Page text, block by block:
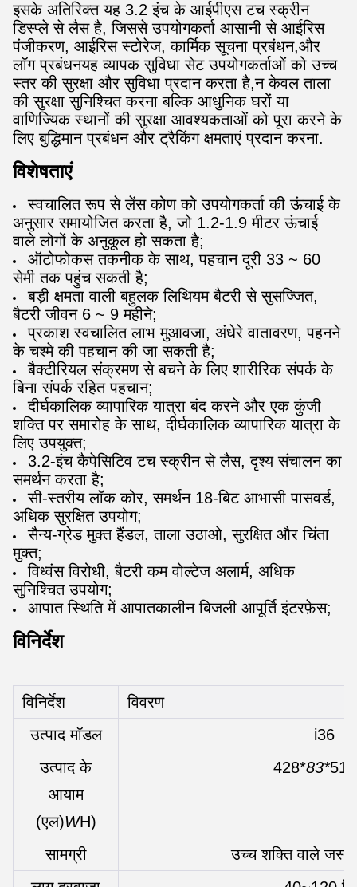
इसके अतिरिक्त यह 3.2 इंच के आईपीएस टच स्क्रीन
डिस्प्ले से लैस है, जिससे उपयोगकर्ता आसानी से आईरिस
पंजीकरण, आईरिस स्टोरेज, कार्मिक सूचना प्रबंधन,और
लॉग प्रबंधनयह व्यापक सुविधा सेट उपयोगकर्ताओं को उच्च
स्तर की सुरक्षा और सुविधा प्रदान करता है,न केवल ताला
की सुरक्षा सुनिश्चित करना बल्कि आधुनिक घरों या
वाणिज्यिक स्थानों की सुरक्षा आवश्यकताओं को पूरा करने के
लिए बुद्धिमान प्रबंधन और ट्रैकिंग क्षमताएं प्रदान करना.
विशेषताएं
स्वचालित रूप से लेंस कोण को उपयोगकर्ता की ऊंचाई के
अनुसार समायोजित करता है, जो 1.2-1.9 मीटर ऊंचाई
वाले लोगों के अनुकूल हो सकता है;
ऑटोफोकस तकनीक के साथ, पहचान दूरी 33 ~ 60
सेमी तक पहुंच सकती है;
बड़ी क्षमता वाली बहुलक लिथियम बैटरी से सुसज्जित,
बैटरी जीवन 6 ~ 9 महीने;
प्रकाश स्वचालित लाभ मुआवजा, अंधेरे वातावरण, पहनने
के चश्मे की पहचान की जा सकती है;
बैक्टीरियल संक्रमण से बचने के लिए शारीरिक संपर्क के
बिना संपर्क रहित पहचान;
दीर्घकालिक व्यापारिक यात्रा बंद करने और एक कुंजी
शक्ति पर समारोह के साथ, दीर्घकालिक व्यापारिक यात्रा के
लिए उपयुक्त;
3.2-इंच कैपेसिटिव टच स्क्रीन से लैस, दृश्य संचालन का
समर्थन करता है;
सी-स्तरीय लॉक कोर, समर्थन 18-बिट आभासी पासवर्ड,
अधिक सुरक्षित उपयोग;
सैन्य-ग्रेड मुक्त हैंडल, ताला उठाओ, सुरक्षित और चिंता
मुक्त;
विध्वंस विरोधी, बैटरी कम वोल्टेज अलार्म, अधिक
सुनिश्चित उपयोग;
आपात स्थिति में आपातकालीन बिजली आपूर्ति इंटरफ़ेस;
विनिर्देश
विनिर्देश
विवरण
उत्पाद मॉडल
i36
उत्पाद के
आयाम
(एल)WH)
428*83*51
सामग्री
उच्च शक्ति वाले